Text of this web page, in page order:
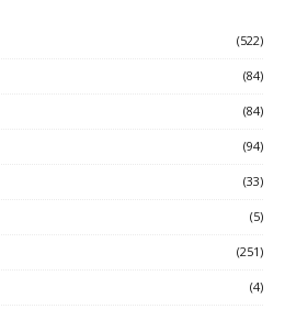
(522)
(84)
(84)
(94)
(33)
(5)
(251)
(4)